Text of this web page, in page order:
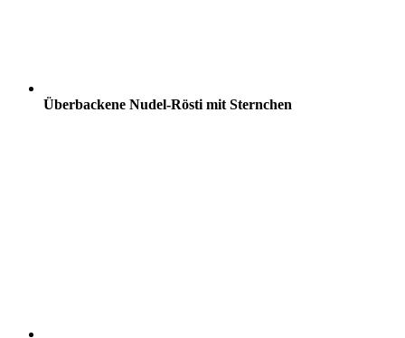
Überbackene Nudel-Rösti mit Sternchen